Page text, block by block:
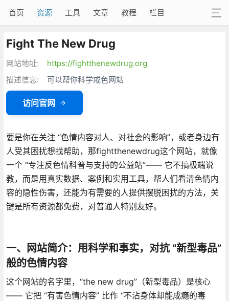
首页 资源 工具 文章 教程 栏目
Fight The New Drug
网站地址:
https://fightthenewdrug.org
描述信息:
可以帮你科学戒色网站
访问官网
要是你在关注 “色情内容对人、对社会的影响”，或者身边有
人受其困扰想找帮助，那fightthenewdrug这个网站，就像
一个 “专注反色情科普与支持的公益站”—— 它不搞极端说
教，而是用真实数据、案例和实用工具，帮人们看清色情内
容的隐性伤害，还能为有需要的人提供摆脱困扰的方法，关
键是所有资源都免费，对普通人特别友好。
一、网站简介：用科学和事实，对抗 “新型毒品”
般的色情内容
这个网站的名字里，“the new drug”（新型毒品）是核心
—— 它把 “有害色情内容” 比作 “不沾身体却能成瘾的毒